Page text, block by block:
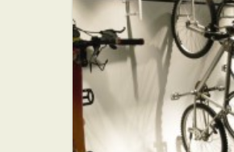
ス ★☆☆
カフェ・喫茶店
スキオ
イタリアン